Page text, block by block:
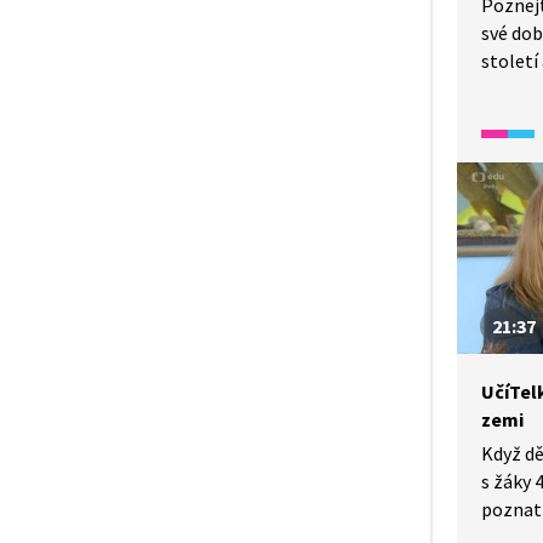
své
století
údajně
pověst
na
Zapsal
o
21:37
zemi
Když
s žáky